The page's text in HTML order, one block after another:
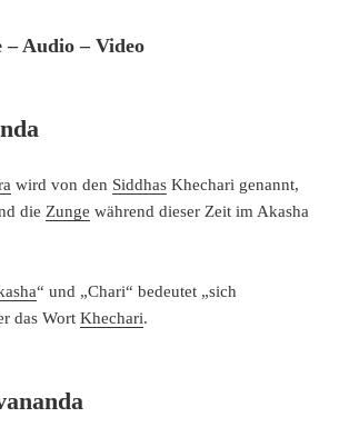
– Audio – Video
wird von den Siddhas Khechari genannt,
dieZunge während dieser Zeit im Akasha
“ und „Chari“ bedeutet „sich
das WortKhechari.